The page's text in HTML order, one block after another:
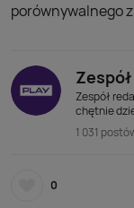
porównywalnego
Zespół
chętnie
1 031
0